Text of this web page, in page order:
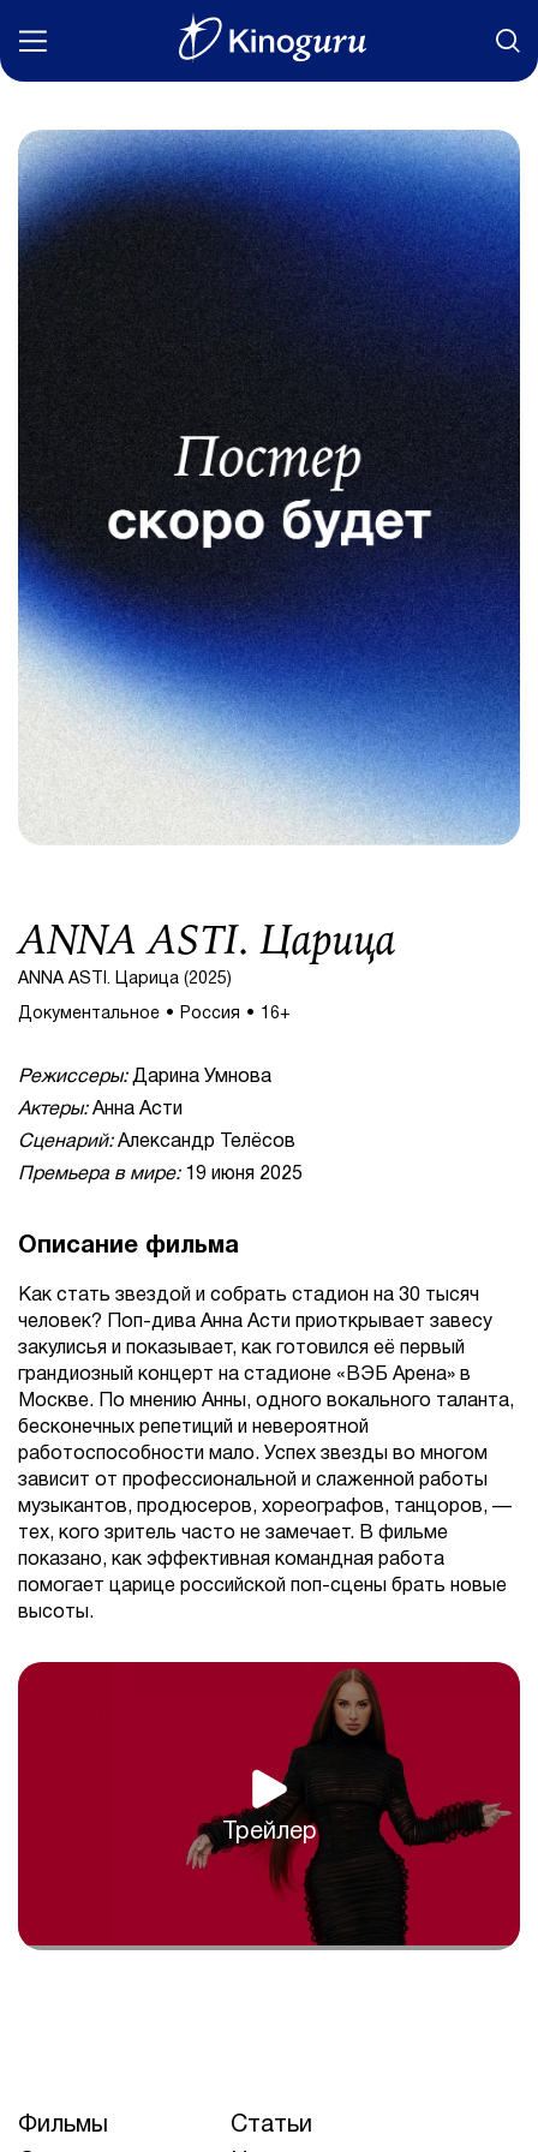
Фильмы
Статьи
Сериалы
Новости
Подборки
Рецензии
О нас
Авторы
ANNA ASTI. Царица
ANNA ASTI. Царица (2025)
Документальное Россия 16+
Режиссеры:Дарина Умнова
Актеры:Анна Асти
Сценарий:Александр Телёсов
Премьера в мире:19 июня 2025
Описание фильма
Как стать звездой и собрать стадион на 30 тысяч
человек? Поп-дива Анна Асти приоткрывает завесу
закулисья и показывает, как готовился её первый
грандиозный концерт на стадионе «ВЭБ Арена» в
Москве. По мнению Анны, одного вокального таланта,
бесконечных репетиций и невероятной
работоспособности мало. Успех звезды во многом
зависит от профессиональной и слаженной работы
музыкантов, продюсеров, хореографов, танцоров, —
тех, кого зритель часто не замечает. В фильме
показано, как эффективная командная работа
помогает царице российской поп-сцены брать новые
высоты.
Трейлер
Фильмы Статьи